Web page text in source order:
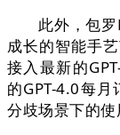
此外，包罗
成长的智能手
接入最新的
的GPT-4.0每
分歧场景下的使